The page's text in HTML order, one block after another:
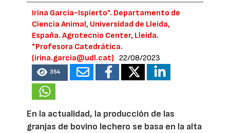
Irina Garcia-Ispierto*. Departamento de
Ciencia Animal, Universidad de Lleida,
España. Agrotecnio Center, Lleida.
*Profesora Catedrática.
(irina.garcia@udl.cat)
22/08/2023
354
En la actualidad, la producción de las
granjas de bovino lechero se basa en la alta